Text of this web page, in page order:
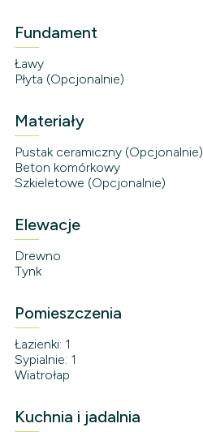
Fundament
Ławy
Płyta (Opcjonalnie)
Materiały
Pustak ceramiczny (Opcjonalnie)
Beton komórkowy
Szkieletowe (Opcjonalnie)
Elewacje
Drewno
Tynk
Pomieszczenia
Łazienki: 1
Sypialnie: 1
Wiatrołap
Kuchnia i jadalnia